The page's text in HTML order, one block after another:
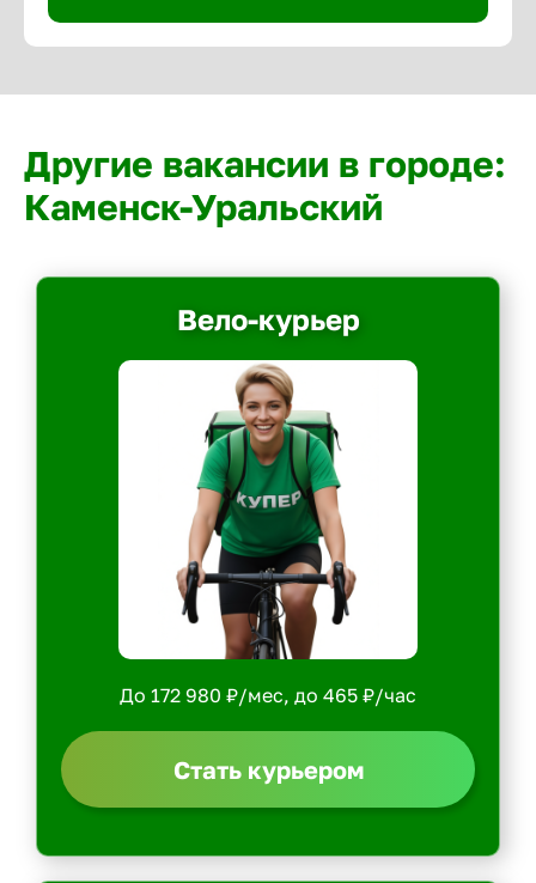
Другие вакансии в городе:
Каменск-Уральский
Вело-курьер
До 172 980 ₽/мес, до 465 ₽/час
Стать курьером